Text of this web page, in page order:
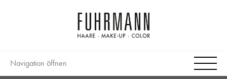
Navigation öffnen